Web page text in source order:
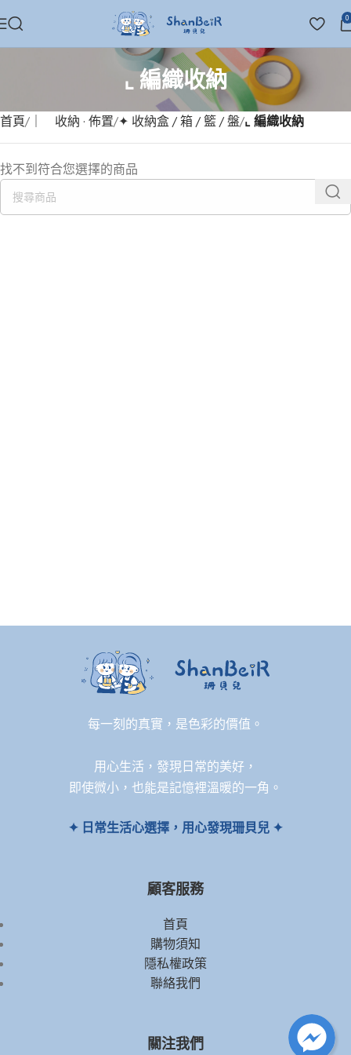
0
⌞ 編織收納
首頁 ｜ 收納 · 佈置 ✦ 收納盒 / 箱 / 籃 / 盤 ⌞ 編織收納
找不到符合您選擇的商品
每一刻的真實，是色彩的價值。
用心生活，發現日常的美好，
即使微小，也能是記憶裡溫暖的一角。
✦ 日常生活心選擇，用心發現珊貝兒 ✦
顧客服務
首頁
購物須知
隱私權政策
聯絡我們
關注我們